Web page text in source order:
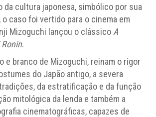
da cultura japonesa, simbólico por sua
caso foi vertido para o cinema em
Mizoguchi lançou o clássico A
.
e branco de Mizoguchi, reinam o rigor
do Japão antigo, a severa
da estratificação e da função
mitológica da lenda e também a
cinematográficas, capazes de